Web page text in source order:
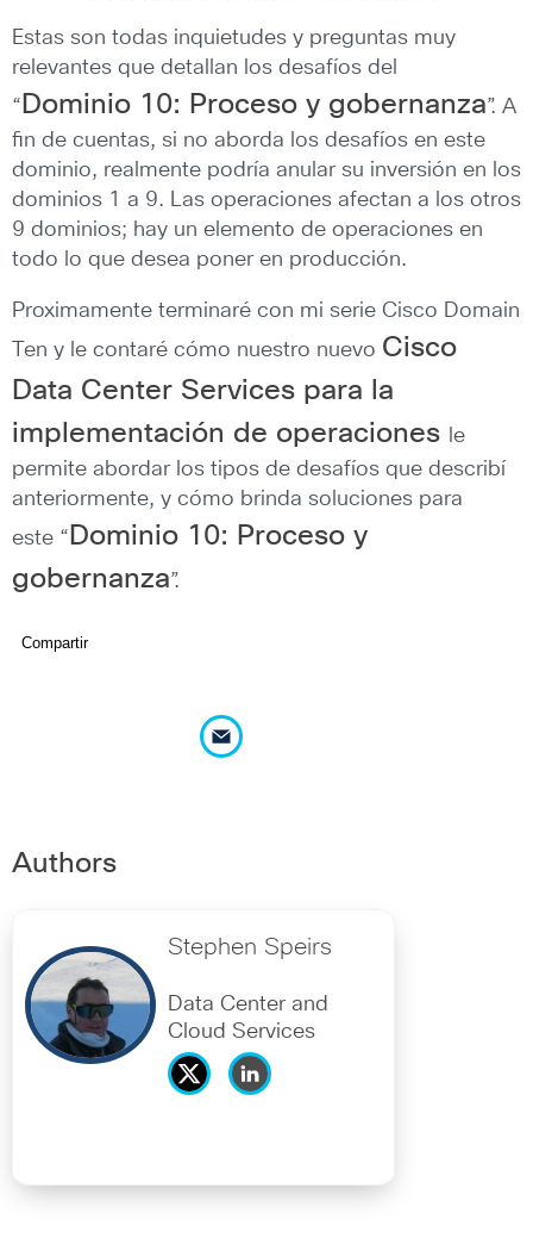
Estas son todas inquietudes y preguntas muy
relevantes que detallan los desafíos del
“ Dominio 10: Proceso y gobernanza”. A
fin de cuentas, si no aborda los desafíos en este
dominio, realmente podría anular su inversión en los
dominios 1 a 9. Las operaciones afectan a los otros
9 dominios; hay un elemento de operaciones en
todo lo que desea poner en producción.
Proximamente terminaré con mi serie Cisco Domain
Ten y le contaré cómo nuestro nuevo Cisco
Data Center Services para la
implementación de operaciones
le
permite abordar los tipos de desafíos que describí
anteriormente, y cómo brinda soluciones para
este “ Dominio 10: Proceso y
gobernanza”.
Compartir
Authors
Stephen Speirs
Data Center and
Cloud Services